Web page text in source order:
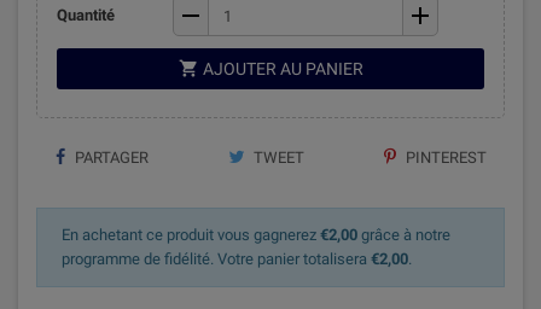
Quantité remove add
 AJOUTER AU PANIER
PARTAGER TWEET PINTEREST
En achetant ce produit vous gagnerez €2,00 grâce à notre
programme de fidélité. Votre panier totalisera €2,00.